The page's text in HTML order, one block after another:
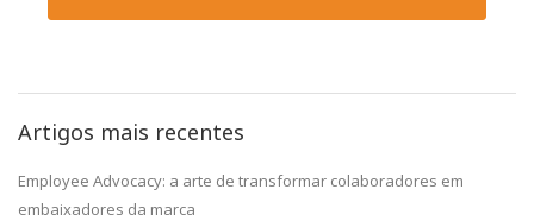
Artigos mais recentes
Employee Advocacy: a arte de transformar colaboradores em
embaixadores da marca